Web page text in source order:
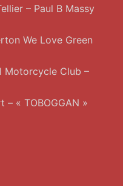
– Paul B Massy
We Love Green
Motorcycle Club –
« TOBOGGAN »